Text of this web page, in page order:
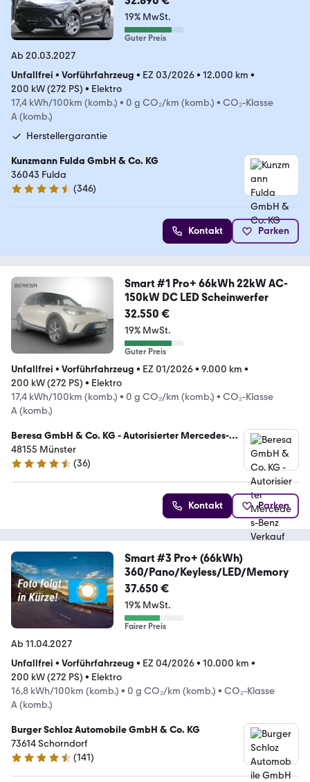
19% MwSt.
Guter Preis
Ab 20.03.2027
Unfallfrei • Vorführfahrzeug • EZ 03/2026• 12.000 km •
200 kW (272 PS) • Elektro
17,4 kWh/100km (komb.) • 0 g CO₂/km (komb.) • CO₂-Klasse
A (komb.)
Herstellergarantie
Kunzmann Fulda GmbH & Co. KG
36043 Fulda
4.7 Sterne
(346)
Kontakt Parken
Smart #1 Pro+ 66kWh 22kW AC-
150kW DC LED Scheinwerfer
32.550 €
19% MwSt.
Guter Preis
Unfallfrei • Vorführfahrzeug • EZ 01/2026• 9.000 km •
200 kW (272 PS) • Elektro
17,4 kWh/100km (komb.) • 0 g CO₂/km (komb.) • CO₂-Klasse
A (komb.)
Beresa GmbH & Co. KG - Autorisierter Mercedes-
Benz Verkauf und Service
48155 Münster
4.5 Sterne
(36)
Kontakt Parken
Smart #3 Pro+ (66kWh)
360/Pano/Keyless/LED/Memory
37.650 €
19% MwSt.
Fairer Preis
Ab 11.04.2027
Unfallfrei • Vorführfahrzeug • EZ 04/2026• 10.000 km •
200 kW (272 PS) • Elektro
16,8 kWh/100km (komb.) • 0 g CO₂/km (komb.) • CO₂-Klasse
A (komb.)
Burger Schloz Automobile GmbH & Co. KG
73614 Schorndorf
4.6 Sterne
(141)